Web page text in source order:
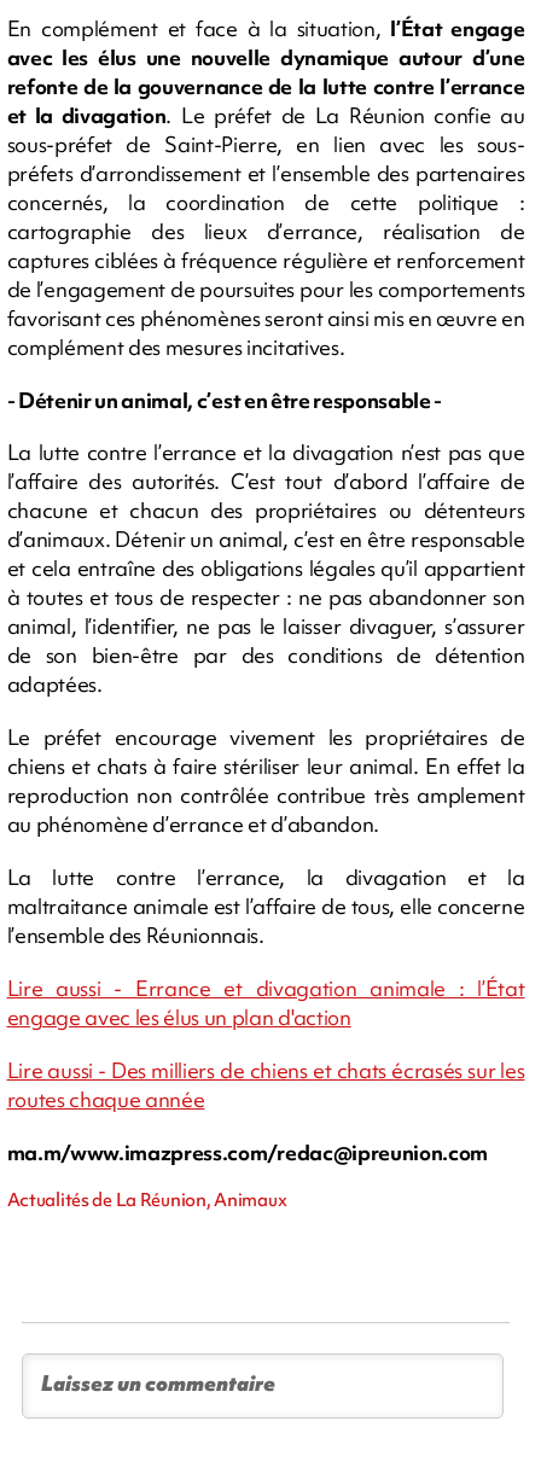
En complément et face à la situation, l’État engage
avec les élus une nouvelle dynamique autour d’une
refonte de la gouvernance de la lutte contre l’errance
et la divagation. Le préfet de La Réunion confie au
sous-préfet de Saint-Pierre, en lien avec les sous-
préfets d’arrondissement et l’ensemble des partenaires
concernés, la coordination de cette politique :
cartographie des lieux d’errance, réalisation de
captures ciblées à fréquence régulière et renforcement
de l’engagement de poursuites pour les comportements
favorisant ces phénomènes seront ainsi mis en œuvre en
complément des mesures incitatives.
-Détenir un animal, c’est en être responsable-
La lutte contre l’errance et la divagation n’est pas que
l’affaire des autorités. C’est tout d’abord l’affaire de
chacune et chacun des propriétaires ou détenteurs
d’animaux. Détenir un animal, c’est en être responsable
et cela entraîne des obligations légales qu’il appartient
à toutes et tous de respecter : ne pas abandonner son
animal, l’identifier, ne pas le laisser divaguer, s’assurer
de son bien-être par des conditions de détention
adaptées.
Le préfet encourage vivement les propriétaires de
chiens et chats à faire stériliser leur animal. En effet la
reproduction non contrôlée contribue très amplement
au phénomène d’errance et d’abandon.
La lutte contre l’errance, la divagation et la
maltraitance animale est l’affaire de tous, elle concerne
l’ensemble des Réunionnais.
Lire aussi - Errance et divagation animale : l’État
engage avec les élus un plan d'action
Lire aussi - Des milliers de chiens et chats écrasés sur les
routes chaque année
ma.m/www.imazpress.com/redac@ipreunion.com
Actualités de La Réunion, Animaux